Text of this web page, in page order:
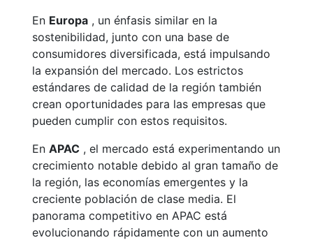
En Europa , un énfasis similar en la
sostenibilidad, junto con una base de
consumidores diversificada, está impulsando
la expansión del mercado. Los estrictos
estándares de calidad de la región también
crean oportunidades para las empresas que
pueden cumplir con estos requisitos.
En APAC , el mercado está experimentando un
crecimiento notable debido al gran tamaño de
la región, las economías emergentes y la
creciente población de clase media. El
panorama competitivo en APAC está
evolucionando rápidamente con un aumento